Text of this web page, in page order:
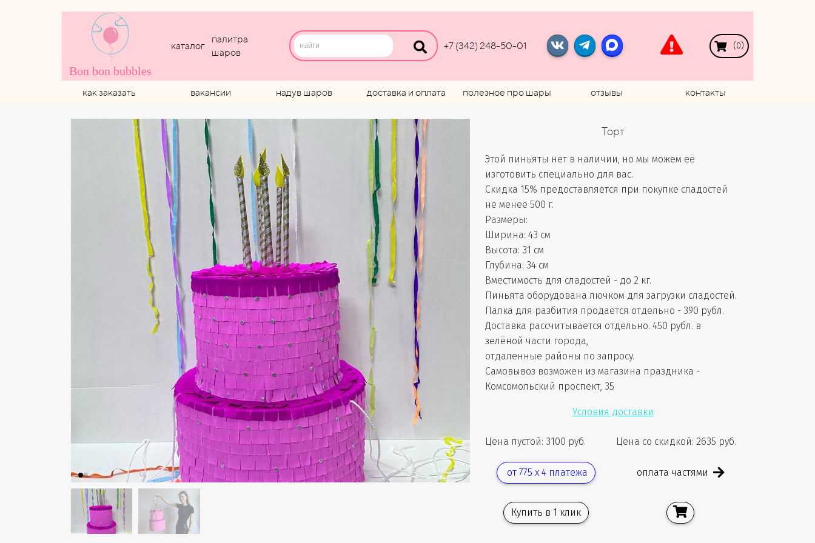
Bon bon bubbles
каталог
палитра
шаров
+7 (342) 248-50-01 ( 0 )
как заказать вакансии надув шаров доставка и оплата полезное про шары отзывы контакты
Торт
Этой пиньяты нет в наличии, но мы можем её
изготовить специально для вас.
Скидка 15% предоставляется при покупке сладостей
не менее 500 г.
Размеры:
Ширина: 43 см
Высота: 31 см
Глубина: 34 см
Вместимость для сладостей - до 2 кг.
Пиньята оборудована лючком для загрузки сладостей.
Палка для разбития продается отдельно - 390 рубл.
Доставка рассчитывается отдельно. 450 рубл. в
зелёной части города,
отдаленные районы по запросу.
Самовывоз возможен из магазина праздника -
Комсомольский проспект, 35
Условия доставки
Цена пустой: 3100 руб. Цена со скидкой: 2635 руб.
от 775 х 4 платежа оплата частями
Купить в 1 клик